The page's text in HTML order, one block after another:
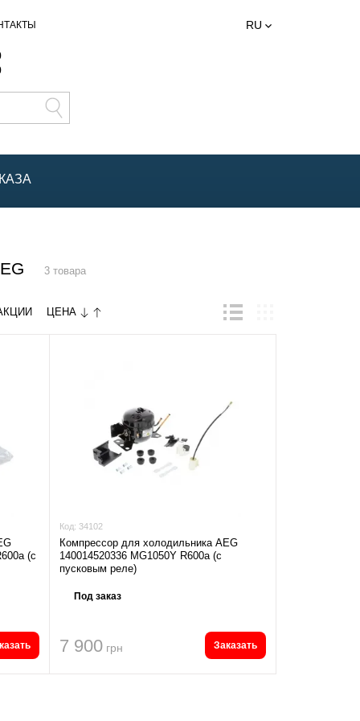
RU
3 товара
ЦЕНА
(с
Код: 34102
Компрессор для холодильника AEG
140014520336 MG1050Y R600а (с
пусковым реле)
Под заказ
7 900 грн Заказать